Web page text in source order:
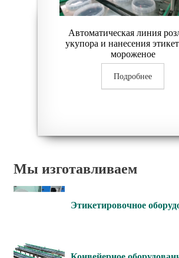
Автоматическая линия
укупора и нанесения
мороженое
Подробнее
Мы изготавливаем
Этикетировочное